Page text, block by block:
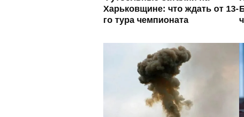
Харьковщине: что ждать от 13-
го тура чемпионата